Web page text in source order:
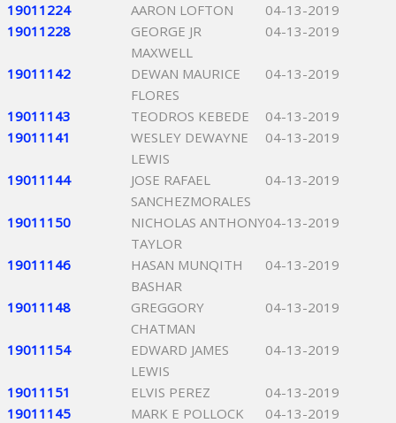
19011224 AARON LOFTON
04-13-2019
19011228
GEORGE JR
MAXWELL
04-13-2019
19011142
DEWAN MAURICE
FLORES
04-13-2019
19011143 TEODROS KEBEDE
04-13-2019
19011141
WESLEY DEWAYNE
LEWIS
04-13-2019
19011144
JOSE RAFAEL
SANCHEZMORALES
04-13-2019
19011150
NICHOLAS ANTHONY
TAYLOR
04-13-2019
19011146
HASAN MUNQITH
BASHAR
04-13-2019
19011148
GREGGORY
CHATMAN
04-13-2019
19011154
EDWARD JAMES
LEWIS
04-13-2019
19011151 ELVIS PEREZ
04-13-2019
19011145
MARK E POLLOCK
04-13-2019